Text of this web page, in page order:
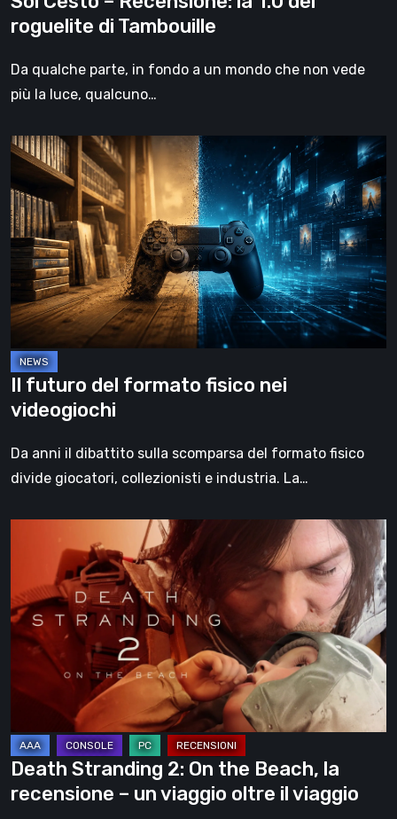
roguelite di Tambouille
Da qualche parte, in fondo a un mondo che non vede
più la luce, qualcuno…
Il
futuro
del
formato
fisico
videogiochi
Il futuro del formato fisico nei
videogiochi
Da anni il dibattito sulla scomparsa del formato fisico
divide giocatori, collezionisti e industria. La…
Stranding
On
the
Beach,
recensione
–
un
viaggio
oltre
Death Stranding 2: On the Beach, la
recensione – un viaggio oltre il viaggio